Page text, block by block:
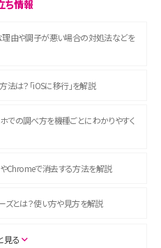
ち情報
理由や調子が悪い場合の対処法などを
は？「iOSに移行」を解説
での調べ方を機種ごとにわかりやすく
Chromeで消去する方法を解説
ズとは？使い方や見方を解説
や楽しみ方を解説
見る